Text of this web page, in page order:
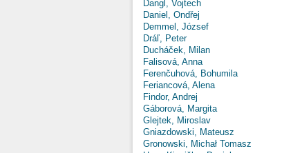
Dangl, Vojtech
Daniel, Ondřej
Demmel, József
Dráľ, Peter
Ducháček, Milan
Falisová, Anna
Ferenčuhová, Bohumila
Feriancová, Alena
Findor, Andrej
Gáborová, Margita
Glejtek, Miroslav
Gniazdowski, Mateusz
Gronowski, Michał Tomasz